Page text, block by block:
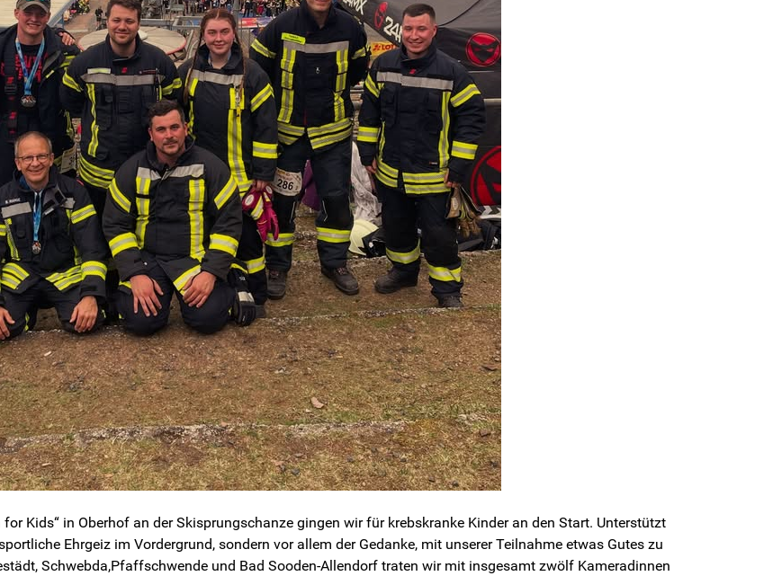
Kids“ in Oberhof an der Skisprungschanze gingen wir für krebskranke Kinder an den Start. Unterstützt
Ehrgeiz im Vordergrund, sondern vor allem der Gedanke, mit unserer Teilnahme etwas Gutes zu
Schwebda,Pfaffschwende und Bad Sooden-Allendorf traten wir mit insgesamt zwölf Kameradinnen